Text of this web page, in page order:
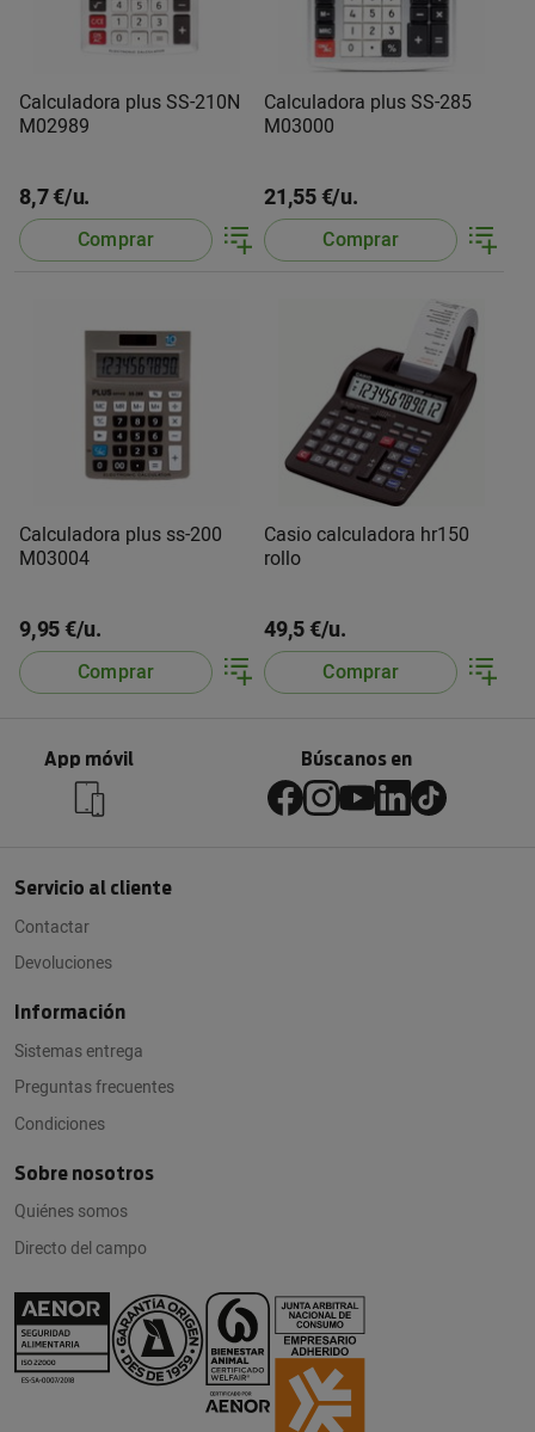
Calculadora plus SS-210N
M02989
8,7 €/u.
Comprar
Calculadora plus SS-285
M03000
21,55 €/u.
Comprar
Calculadora plus ss-200
M03004
9,95 €/u.
Comprar
Casio calculadora hr150
rollo
49,5 €/u.
Comprar
App móvil Búscanos en
Servicio al cliente
Contactar
Devoluciones
Información
Sistemas entrega
Preguntas frecuentes
Condiciones
Sobre nosotros
Quiénes somos
Directo del campo